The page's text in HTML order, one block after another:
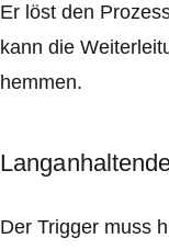
Er löst den
kann die
hemmen.
Der Trigger muss